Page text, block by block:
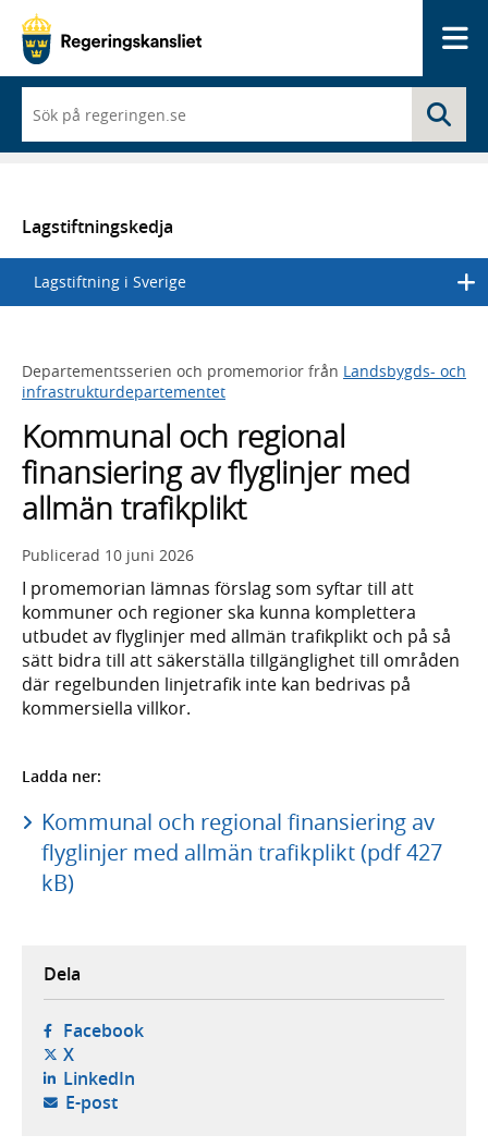
du
börjar
skriva
en
lista
med
sökförslag
Lagstiftningskedja
Lagstiftning i Sverige
Departementsserien och promemorior från Landsbygds- och
infrastrukturdepartementet
Kommunal och regional
finansiering av flyglinjer med
allmän trafikplikt
Publicerad 10 juni 2026
I promemorian lämnas förslag som syftar till att
kommuner och regioner ska kunna komplettera
utbudet av flyglinjer med allmän trafikplikt och på så
sätt bidra till att säkerställa tillgänglighet till områden
där regelbunden linjetrafik inte kan bedrivas på
kommersiella villkor.
Ladda ner:
Kommunal och regional finansiering av
flyglinjer med allmän trafikplikt (pdf 427
kB)
Dela
Facebook- öppnas i ny flik, extern webbplats,
X- öppnas i ny flik, extern webbplats,
LinkedIn- öppnas i ny flik, extern webbplats,
E-post- öppnar din e-postklient,